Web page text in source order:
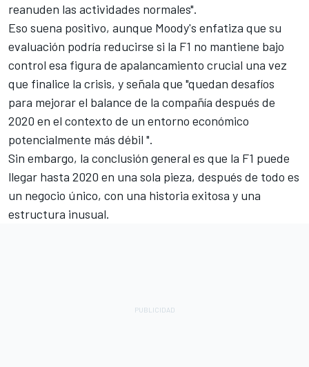
reanuden las actividades normales".
Eso suena positivo, aunque Moody's enfatiza que su
evaluación podría reducirse si la F1 no mantiene bajo
control esa figura de apalancamiento crucial una vez
que finalice la crisis, y señala que "quedan desafíos
para mejorar el balance de la compañía después de
2020 en el contexto de un entorno económico
potencialmente más débil ".
Sin embargo, la conclusión general es que la F1 puede
llegar hasta 2020 en una sola pieza, después de todo es
un negocio único, con una historia exitosa y una
estructura inusual.